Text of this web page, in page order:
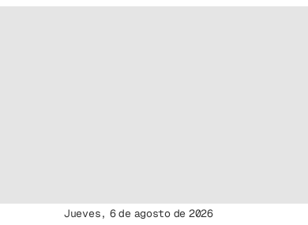
jueves, 6 de agosto de 2026